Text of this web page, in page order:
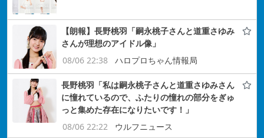
【朗報】長野桃羽「嗣永桃子さんと道重さゆみ
さんが理想のアイドル像」
08/06 22:38
ハロプロちゃん情報局
長野桃羽「私は嗣永桃子さんと道重さゆみさん
に憧れているので、ふたりの憧れの部分をぎゅ
っと集めた存在になりたいです！」
08/06 22:22
ウルフニュース